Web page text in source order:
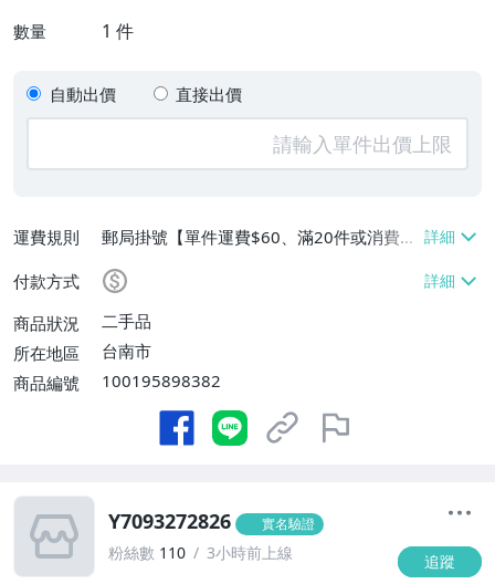
數量 1 件
自動出價 直接出價
運費規則
郵局掛號【單件運費$60、滿20件或消費滿
$20000免運費】
付款方式
商品狀況
二手品
所在地區
台南市
商品編號
100195898382
Y7093272826 實名驗證
粉絲數 110 3小時前上線 追蹤